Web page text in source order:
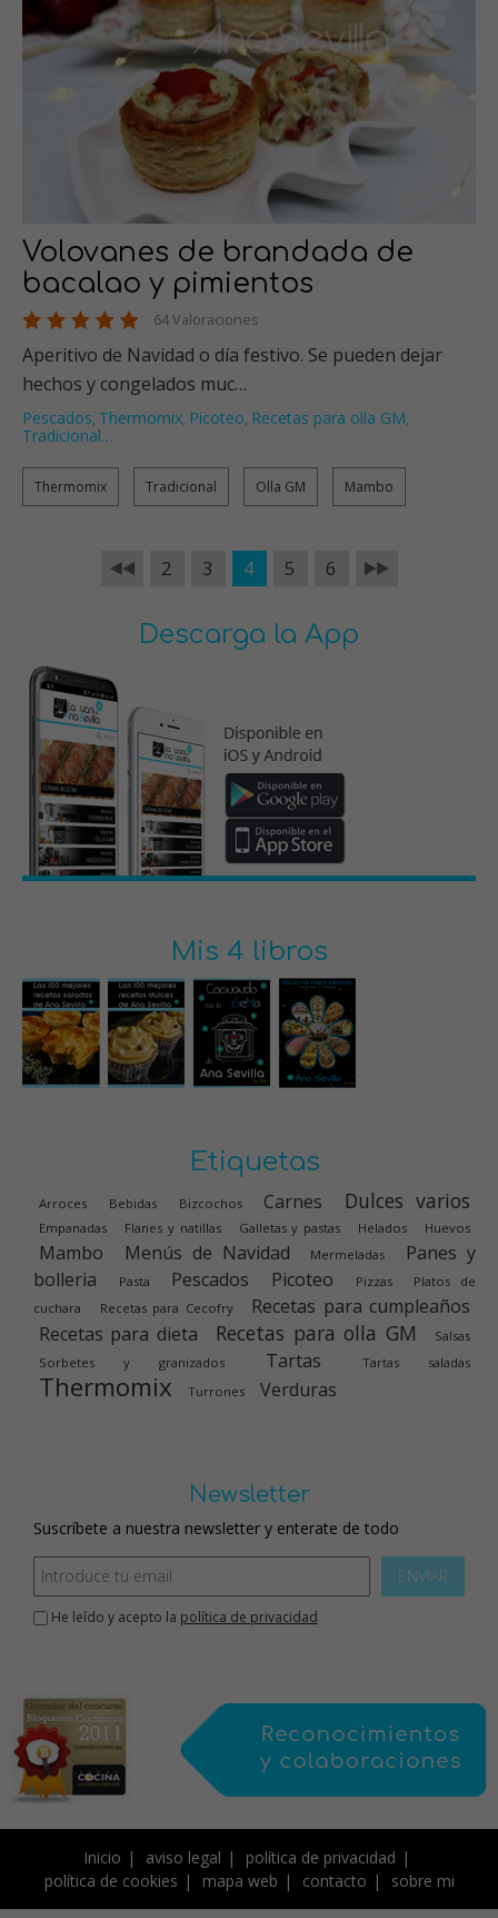
Volovanes de brandada de
bacalao y pimientos
64 Valoraciones
Aperitivo de Navidad o día festivo. Se pueden dejar
hechos y congelados muc…
Pescados, Thermomix, Picoteo, Recetas para olla GM,
Tradicional…
Thermomix Tradicional Olla GM Mambo
2 3 4 5 6
Descarga la App
Mis 4 libros
Etiquetas
Arroces Bebidas Bizcochos Carnes Dulces varios
Empanadas Flanes y natillas Galletas y pastas Helados Huevos
Mambo Menús de Navidad Mermeladas
Panes y
bolleria
Pasta Pescados Picoteo Pizzas
Platos de
cuchara
Recetas para Cecofry
Recetas para cumpleaños
Recetas para dieta
Recetas para olla GM
Salsas
Sorbetes y granizados
Tartas Tartas saladas
Thermomix Turrones Verduras
Newsletter
Suscríbete a nuestra newsletter y enterate de todo
ENVIAR
He leído y acepto la política de privacidad
Inicio aviso legal
política de privacidad
política de cookies
mapa web contacto sobre mi